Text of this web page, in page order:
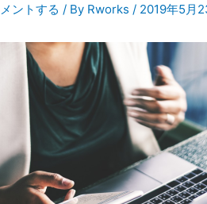
ントする / By Rworks/ 2019年5月